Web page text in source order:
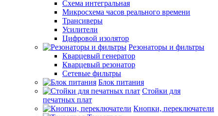
Схема интегральная
Микросхема часов реального времени
Трансиверы
Усилители
Цифровой изолятор
Резонаторы и фильтры
Кварцевый генератор
Кварцевый резонатор
Сетевые фильтры
Блок питания
Стойки для
печатных плат
Кнопки, переключатели